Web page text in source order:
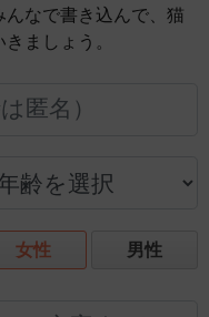
なで書き込んで、猫
ましょう。
女性 男性